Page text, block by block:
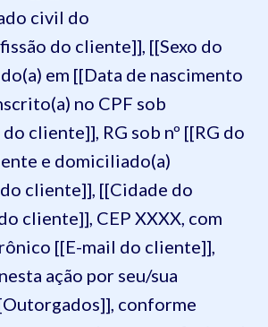
civil do
do cliente]], [[Sexo do
em [[Data de nascimento
no CPF sob
do cliente]], RG sob nº [[RG do
e domiciliado(a)
cliente]], [[Cidade do
cliente]], CEP XXXX, com
[[E-mail do cliente]],
ação por seu/sua
conforme